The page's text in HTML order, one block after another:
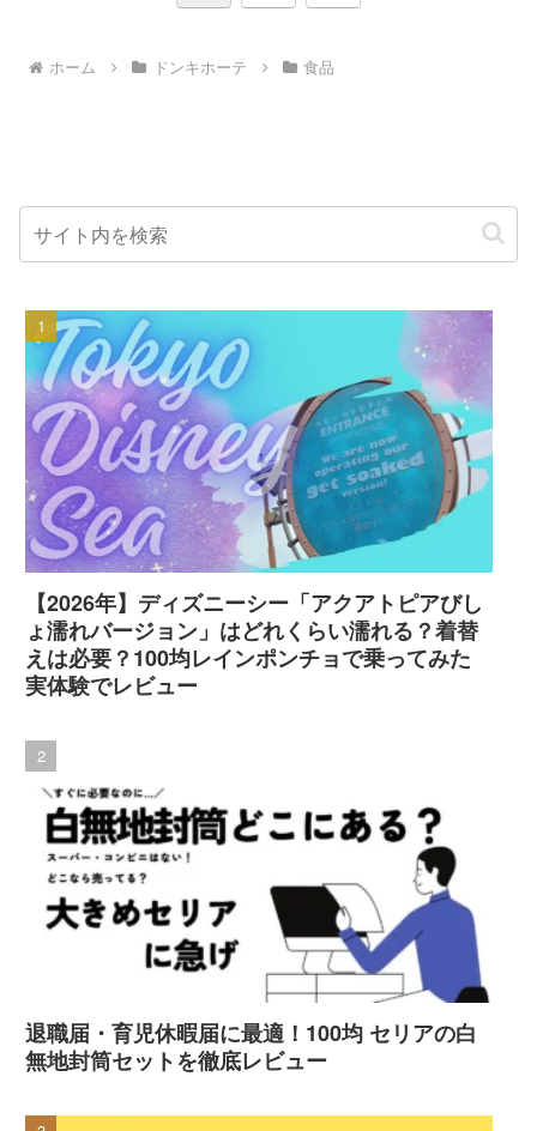
ホーム ドンキホーテ 食品
【2026年】ディズニーシー「アクアトピアびし
ょ濡れバージョン」はどれくらい濡れる？着替
えは必要？100均レインポンチョで乗ってみた
実体験でレビュー
退職届・育児休暇届に最適！100均 セリアの白
無地封筒セットを徹底レビュー